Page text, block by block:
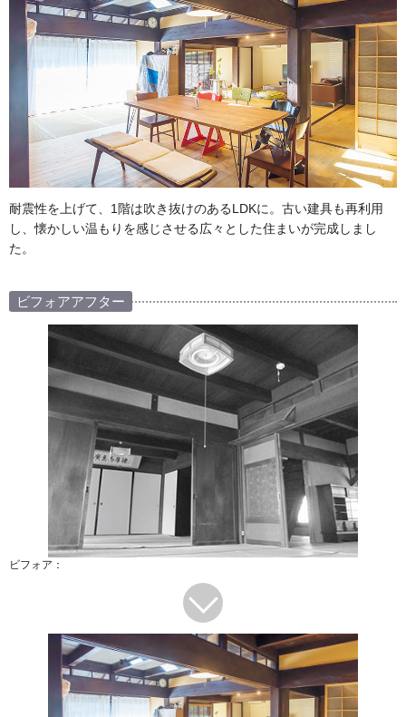
耐震性を上げて、1階は吹き抜けのあるLDKに。古い建具も再利用
し、懐かしい温もりを感じさせる広々とした住まいが完成しまし
た。
ビフォアアフター
ビフォア：